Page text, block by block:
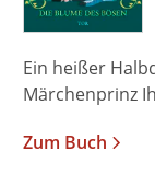
Ein heißer
Märchenprinz
Zum Buch